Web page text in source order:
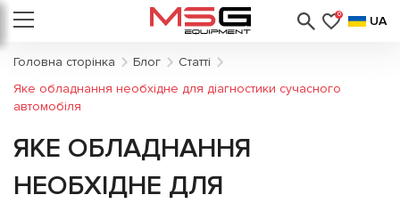
0 UA
Головна сторінка Блог
Статті
Яке обладнання необхідне для діагностики сучасного
автомобіля
ЯКЕ ОБЛАДНАННЯ
НЕОБХІДНЕ ДЛЯ